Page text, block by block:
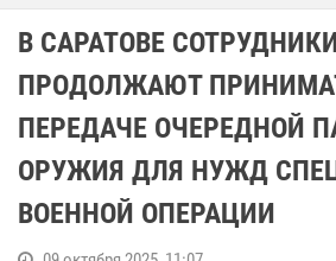
В САРАТОВЕ
ПРОДОЛЖАЮТ
ПЕРЕДАЧЕ ОЧЕРЕДНОЙ
ОРУЖИЯ ДЛЯ НУЖД
ВОЕННОЙ ОПЕРАЦИИ